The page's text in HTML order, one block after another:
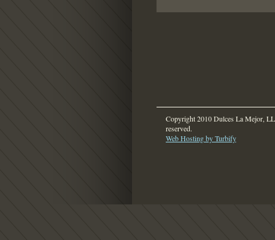
Copyright 2010 Dulces La Mejor,
reserved.
Web Hosting by Turbify